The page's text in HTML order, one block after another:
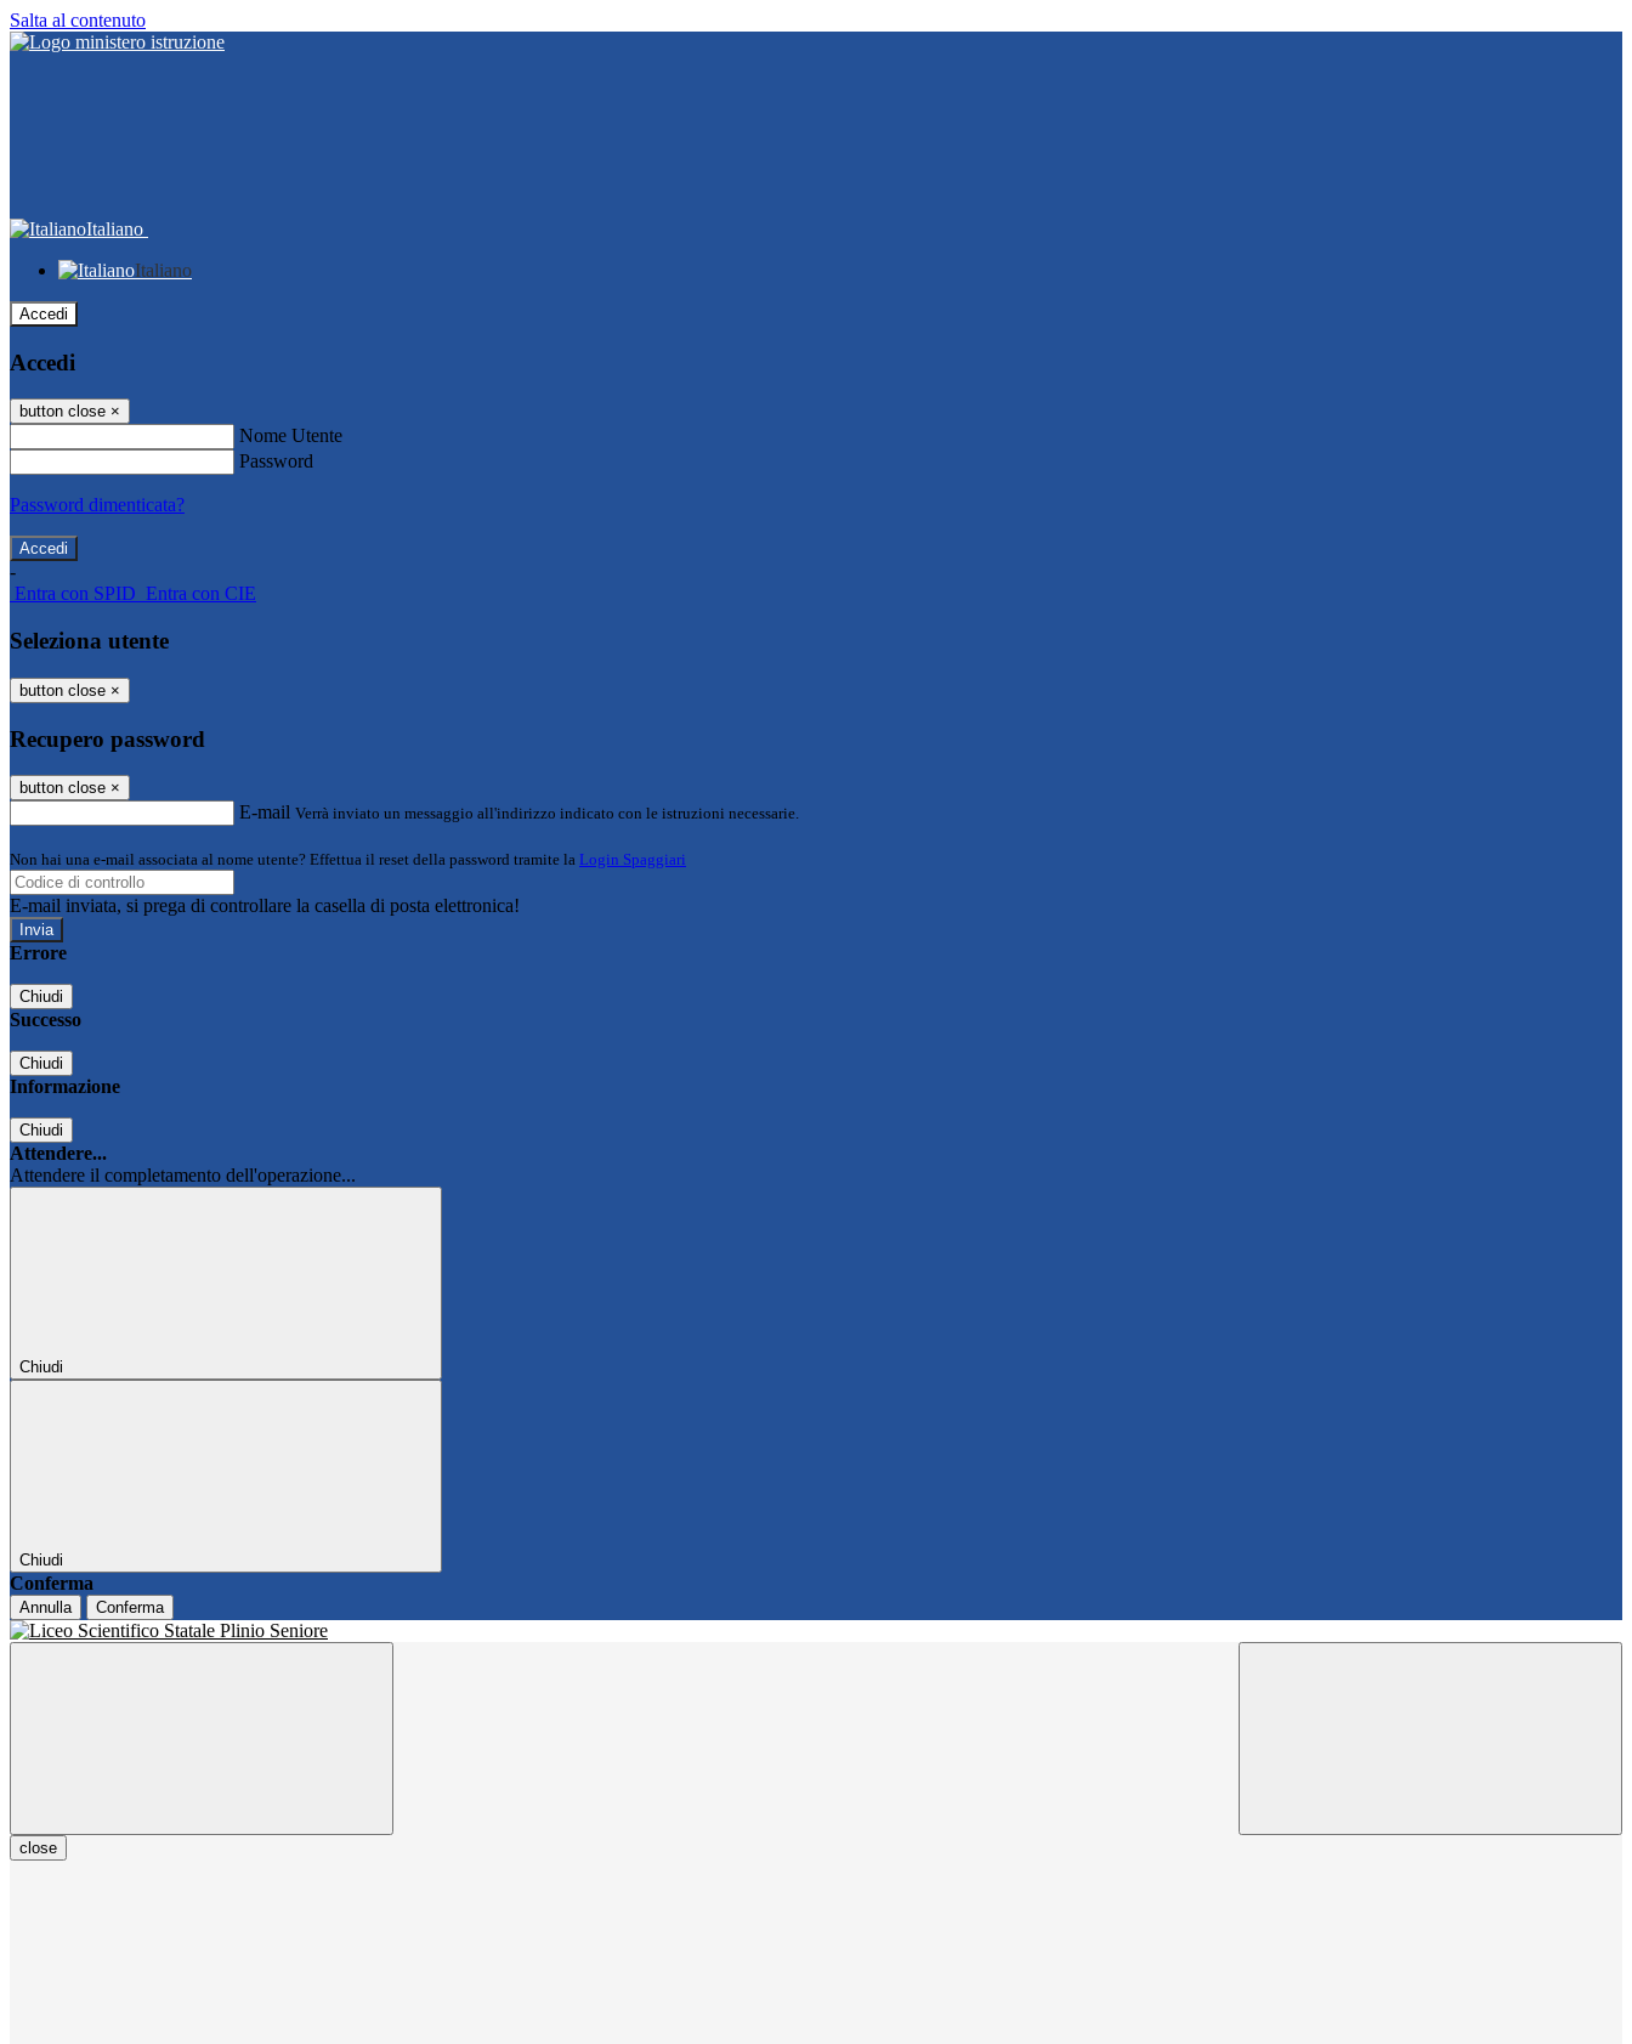
Salta al contenuto
Italiano
Italiano
Accedi
Accedi
button close ×
Nome Utente
Password
Password dimenticata?
-
Entra con SPID Entra con CIE
Seleziona utente
button close ×
Recupero password
button close ×
E-mail Verrà inviato un messaggio all'indirizzo indicato con le istruzioni necessarie.
Non hai una e-mail associata al nome utente? Effettua il reset della password tramite la Login Spaggiari
E-mail inviata, si prega di controllare la casella di posta elettronica!
Errore
Chiudi
Successo
Chiudi
Informazione
Chiudi
Attendere...
Attendere il completamento dell'operazione...
Chiudi
Chiudi
Conferma
Annulla Conferma
close